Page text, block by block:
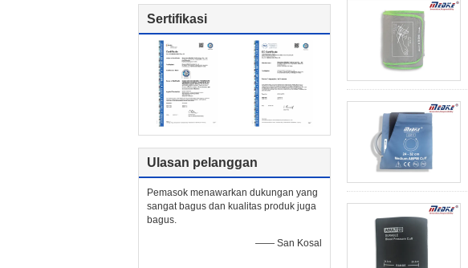
Sertifikasi
Ulasan pelanggan
Pemasok menawarkan dukungan yang
sangat bagus dan kualitas produk juga
bagus.
—— San Kosal